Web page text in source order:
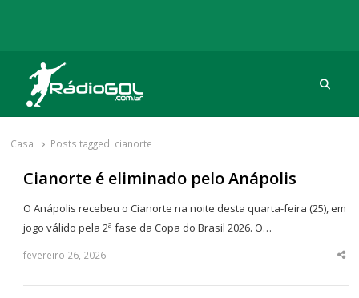
Rádio Gol
Há mais de 20 anos com as melhores coberturas
Casa Posts tagged: cianorte
Cianorte é eliminado pelo Anápolis
O Anápolis recebeu o Cianorte na noite desta quarta-feira (25), em
jogo válido pela 2ª fase da Copa do Brasil 2026. O…
fevereiro 26, 2026